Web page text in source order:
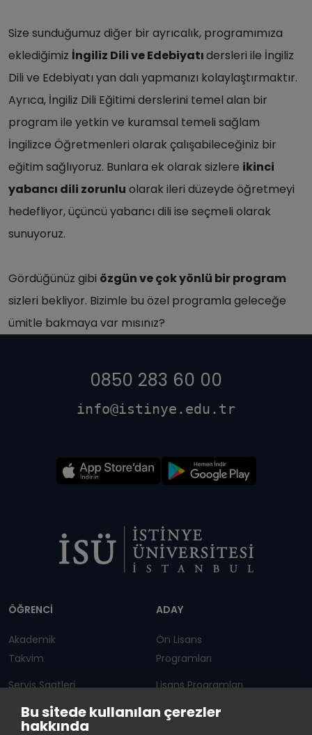
Bu sitede kullanılan çerezler
hakkında
Size sunduğumuz diğer bir ayrıcalık, programımıza
eklediğimiz İngiliz Dili ve Edebiyatıdersleri ile İngiliz
Dili ve Edebiyatı yan dalı yapmanızı kolaylaştırmaktır.
Ayrıca, İngiliz Dili Eğitimi derslerini temel alan bir
program ile yetkin ve kuramsal temeli sağlam
İngilizce Öğretmenleri olarak çalışabileceğiniz bir
eğitim sağlıyoruz. Bunlara ek olarak sizlere ikinci
yabancı dili zorunlu olarak ileri düzeyde öğretmeyi
hedefliyor, üçüncü yabancı dili ise seçmeli olarak
sunuyoruz.
Gördüğünüz gibi özgün ve çok yönlü bir program
sizleri bekliyor. Bizimle bu özel programla geleceğe
ümitle bakmaya var mısınız?
0850 283 60 00
info@istinye.edu.tr
ÖĞRENCİ
Akademik
Takvim
Servis Saatleri
Duyurular
ADAY
Ön Lisans
Programları
Lisans Programları
Lisansüstü